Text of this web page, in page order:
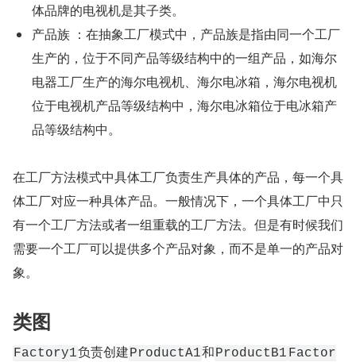
体品牌的电视机是其子类。
产品族 ：在抽象工厂模式中，产品族是指由同一个工厂
生产的，位于不同产品等级结构中的一组产品，如海尔
电器工厂生产的海尔电视机、海尔电冰箱，海尔电视机
位于电视机产品等级结构中，海尔电冰箱位于电冰箱产
品等级结构中。
在工厂方法模式中具体工厂负责生产具体的产品，每一个具
体工厂对应一种具体产品。一般情况下，一个具体工厂中只
有一个工厂方法或者一组重载的工厂方法。但是有时候我们
需要一个工厂可以提供多个产品对象，而不是单一的产品对
象。
类图
Factory1负责创建ProductA1和ProductB1 Factor